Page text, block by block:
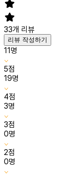
33개 리뷰
리뷰 작성하기
11명
5점
19명
4점
3명
3점
0명
2점
0명